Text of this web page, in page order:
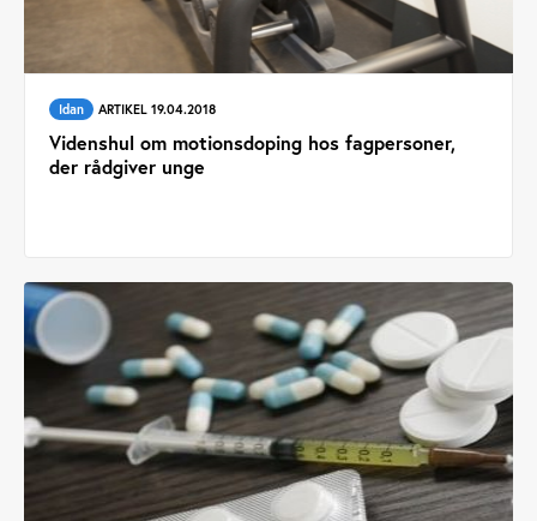
Idan ARTIKEL 19.04.2018
Videnshul om motionsdoping hos fagpersoner,
der rådgiver unge